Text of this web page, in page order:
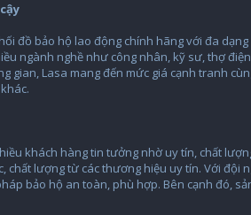
đồ bảo hộ lao động chính hãng với đa
ngành nghề như công nhân, kỹ sư, thợ
gian, Lasa mang đến mức giá cạnh tranh
khách hàng tin tưởng nhờ uy tín, chất
chất lượng từ các thương hiệu uy tín. Với
bảo hộ an toàn, phù hợp. Bên cạnh đó,